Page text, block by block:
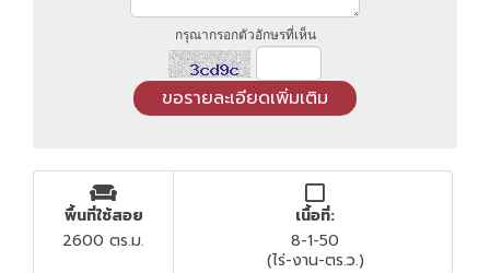
กรุณากรอกตัวอักษรที่เห็น
พื้นที่ใช้สอย
2600 ตร.ม.
เนื้อที่:
8-1-50
(ไร่-งาน-ตร.ว.)